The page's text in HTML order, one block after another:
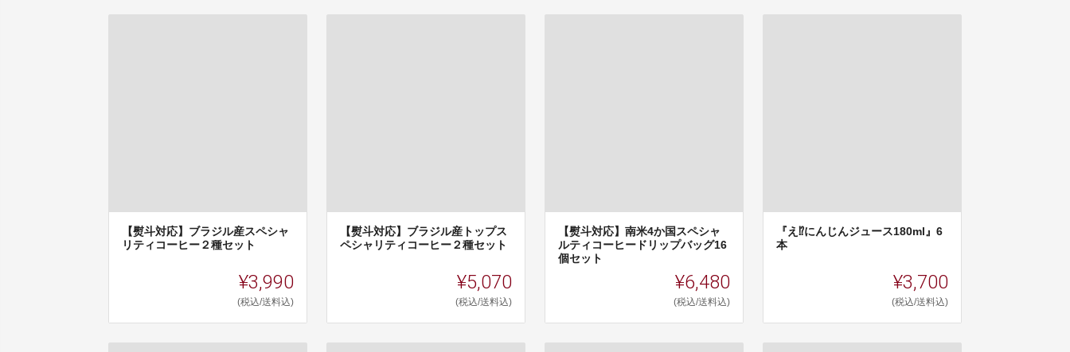
【熨斗対応】ブラジル産スペシャ
リティコーヒー２種セット
¥3,990
(税込/送料込)
【熨斗対応】ブラジル産トップス
ペシャリティコーヒー２種セット
¥5,070
(税込/送料込)
【熨斗対応】南米4か国スペシャ
ルティコーヒードリップバッグ16
個セット
¥6,480
(税込/送料込)
『え⁉にんじんジュース180ml』6
本
¥3,700
(税込/送料込)